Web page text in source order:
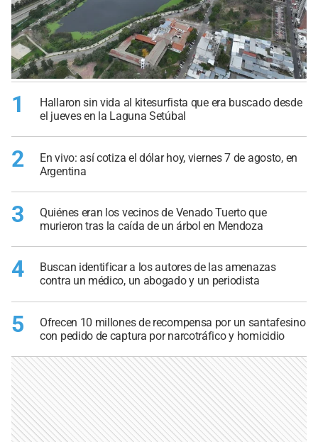
1
Hallaron sin vida al kitesurfista que era buscado desde
el jueves en la Laguna Setúbal
2
En vivo: así cotiza el dólar hoy, viernes 7 de agosto, en
Argentina
3
Quiénes eran los vecinos de Venado Tuerto que
murieron tras la caída de un árbol en Mendoza
4
Buscan identificar a los autores de las amenazas
contra un médico, un abogado y un periodista
5
Ofrecen 10 millones de recompensa por un santafesino
con pedido de captura por narcotráfico y homicidio